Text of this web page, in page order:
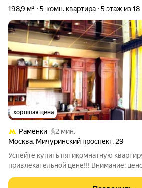
198,9 м² 5-комн. квартира 5 этаж из 18
хорошая цена
Раменки
2 мин.
Москва, Мичуринский проспект, 29
Успейте купить пятикомнатную
привлекательной цене!!! Внимание:
дорогих материалов. Прекрасная